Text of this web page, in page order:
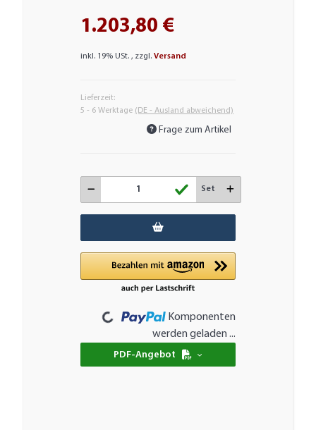
1.203,80 €
inkl. 19% USt. , zzgl.Versand
Lieferzeit:
5 - 6 Werktage (DE - Ausland abweichend)
Frage zum Artikel
Set
Komponenten
werden geladen ...
PDF-Angebot